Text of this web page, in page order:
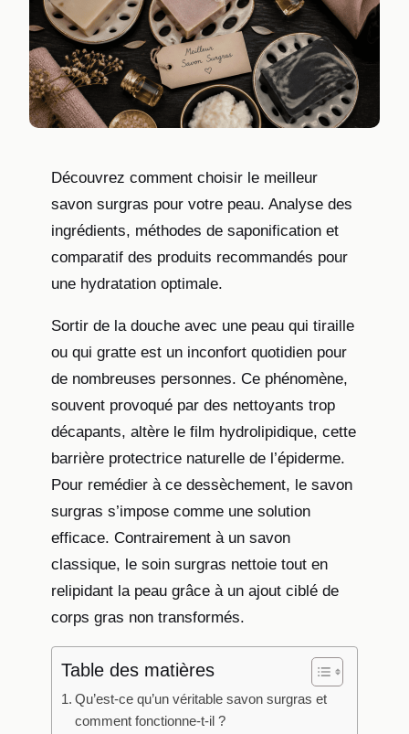
Découvrez comment choisir le meilleur
savon surgras pour votre peau. Analyse des
ingrédients, méthodes de saponification et
comparatif des produits recommandés pour
une hydratation optimale.
Sortir de la douche avec une peau qui tiraille
ou qui gratte est un inconfort quotidien pour
de nombreuses personnes. Ce phénomène,
souvent provoqué par des nettoyants trop
décapants, altère le film hydrolipidique, cette
barrière protectrice naturelle de l’épiderme.
Pour remédier à ce dessèchement, le savon
surgras s’impose comme une solution
efficace. Contrairement à un savon
classique, le soin surgras nettoie tout en
relipidant la peau grâce à un ajout ciblé de
corps gras non transformés.
Table des matières
Qu’est-ce qu’un véritable savon surgras et
comment fonctionne-t-il ?